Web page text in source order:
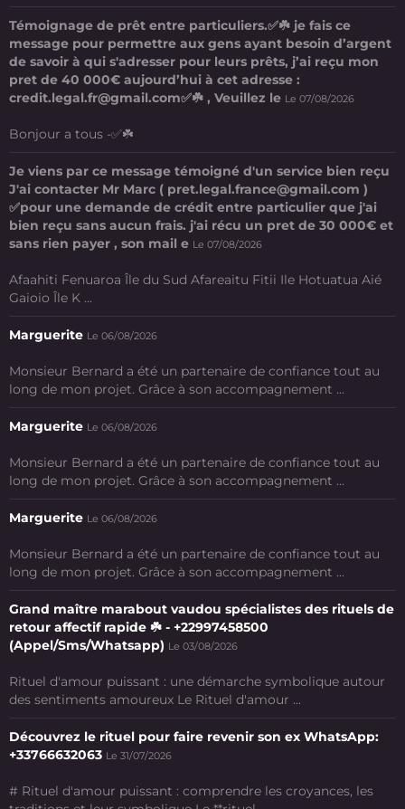
Témoignage de prêt entre particuliers.✅☘️ je fais ce
message pour permettre aux gens ayant besoin d’argent
de savoir à qui s'adresser pour leurs prêts, j’ai reçu mon
pret de 40 000€ aujourd’hui à cet adresse :
credit.legal.fr@gmail.com✅☘️ , Veuillez le Le 07/08/2026
Bonjour a tous -✅☘️
Je viens par ce message témoigné d'un service bien reçu
J'ai contacter Mr Marc ( pret.legal.france@gmail.com )
✅pour une demande de crédit entre particulier que j'ai
bien reçu sans aucun frais. j'ai récu un pret de 30 000€ et
sans rien payer , son mail e Le 07/08/2026
Afaahiti Fenuaroa Île du Sud Afareaitu Fitii Ile Hotuatua Aié
Gaioio Île K ...
Marguerite Le 06/08/2026
Monsieur Bernard a été un partenaire de confiance tout au
long de mon projet. Grâce à son accompagnement ...
Marguerite Le 06/08/2026
Monsieur Bernard a été un partenaire de confiance tout au
long de mon projet. Grâce à son accompagnement ...
Marguerite Le 06/08/2026
Monsieur Bernard a été un partenaire de confiance tout au
long de mon projet. Grâce à son accompagnement ...
Grand maître marabout vaudou spécialistes des rituels de
retour affectif rapide ☘️ - +22997458500
(Appel/Sms/Whatsapp) Le 03/08/2026
Rituel d'amour puissant : une démarche symbolique autour
des sentiments amoureux Le Rituel d'amour ...
Découvrez le rituel pour faire revenir son ex WhatsApp:
+33766632063 Le 31/07/2026
# Rituel d'amour puissant : comprendre les croyances, les